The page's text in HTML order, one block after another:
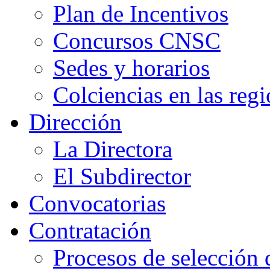
Plan de Incentivos
Concursos CNSC
Sedes y horarios
Colciencias en las
Dirección
La Directora
El Subdirector
Convocatorias
Contratación
Procesos de